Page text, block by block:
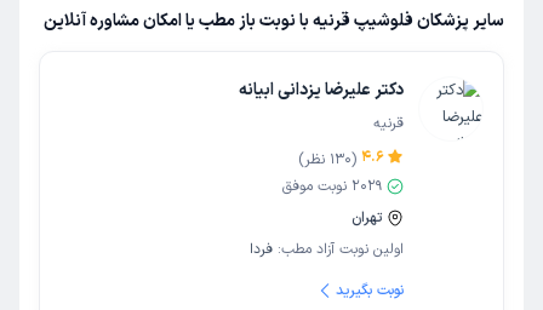
سایر پزشکان فلوشیپ قرنیه با نوبت باز مطب یا امکان مشاوره آنلاین
دکتر علیرضا یزدانی ابیانه
قرنیه
4.6
(
130 نظر)
2029 نوبت موفق
تهران
اولین نوبت آزاد مطب: فردا
نوبت بگیرید